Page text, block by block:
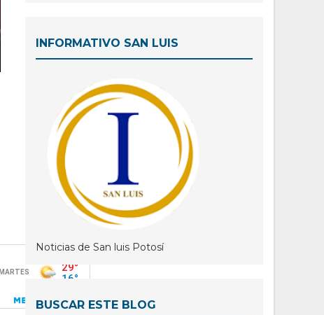
INFORMATIVO SAN LUIS
Noticias de San luis Potosí
BUSCAR ESTE BLOG